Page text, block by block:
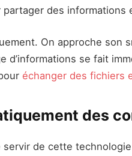
partager des informations
On approche son
d’informations se fait
échanger des fichiers
des
servir de cette